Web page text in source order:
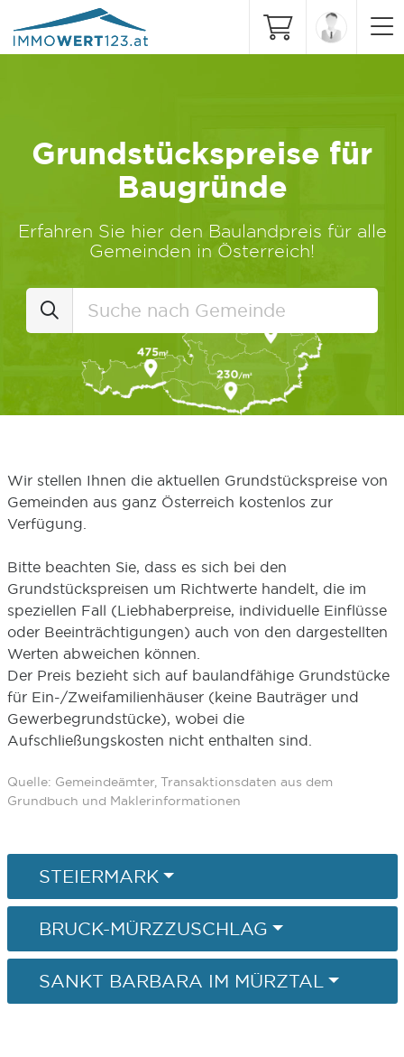
Grundstückspreise für
Baugründe
Erfahren Sie hier den Baulandpreis für alle
Gemeinden in Österreich!
Wir stellen Ihnen die aktuellen Grundstückspreise von
Gemeinden aus ganz Österreich kostenlos zur
Verfügung.
Bitte beachten Sie, dass es sich bei den
Grundstückspreisen um Richtwerte handelt, die im
speziellen Fall (Liebhaberpreise, individuelle Einflüsse
oder Beeinträchtigungen) auch von den dargestellten
Werten abweichen können.
Der Preis bezieht sich auf baulandfähige Grundstücke
für Ein-/Zweifamilienhäuser (keine Bauträger und
Gewerbegrundstücke), wobei die
Aufschließungskosten nicht enthalten sind.
Quelle: Gemeindeämter, Transaktionsdaten aus dem
Grundbuch und Maklerinformationen
STEIERMARK
BRUCK-MÜRZZUSCHLAG
SANKT BARBARA IM MÜRZTAL